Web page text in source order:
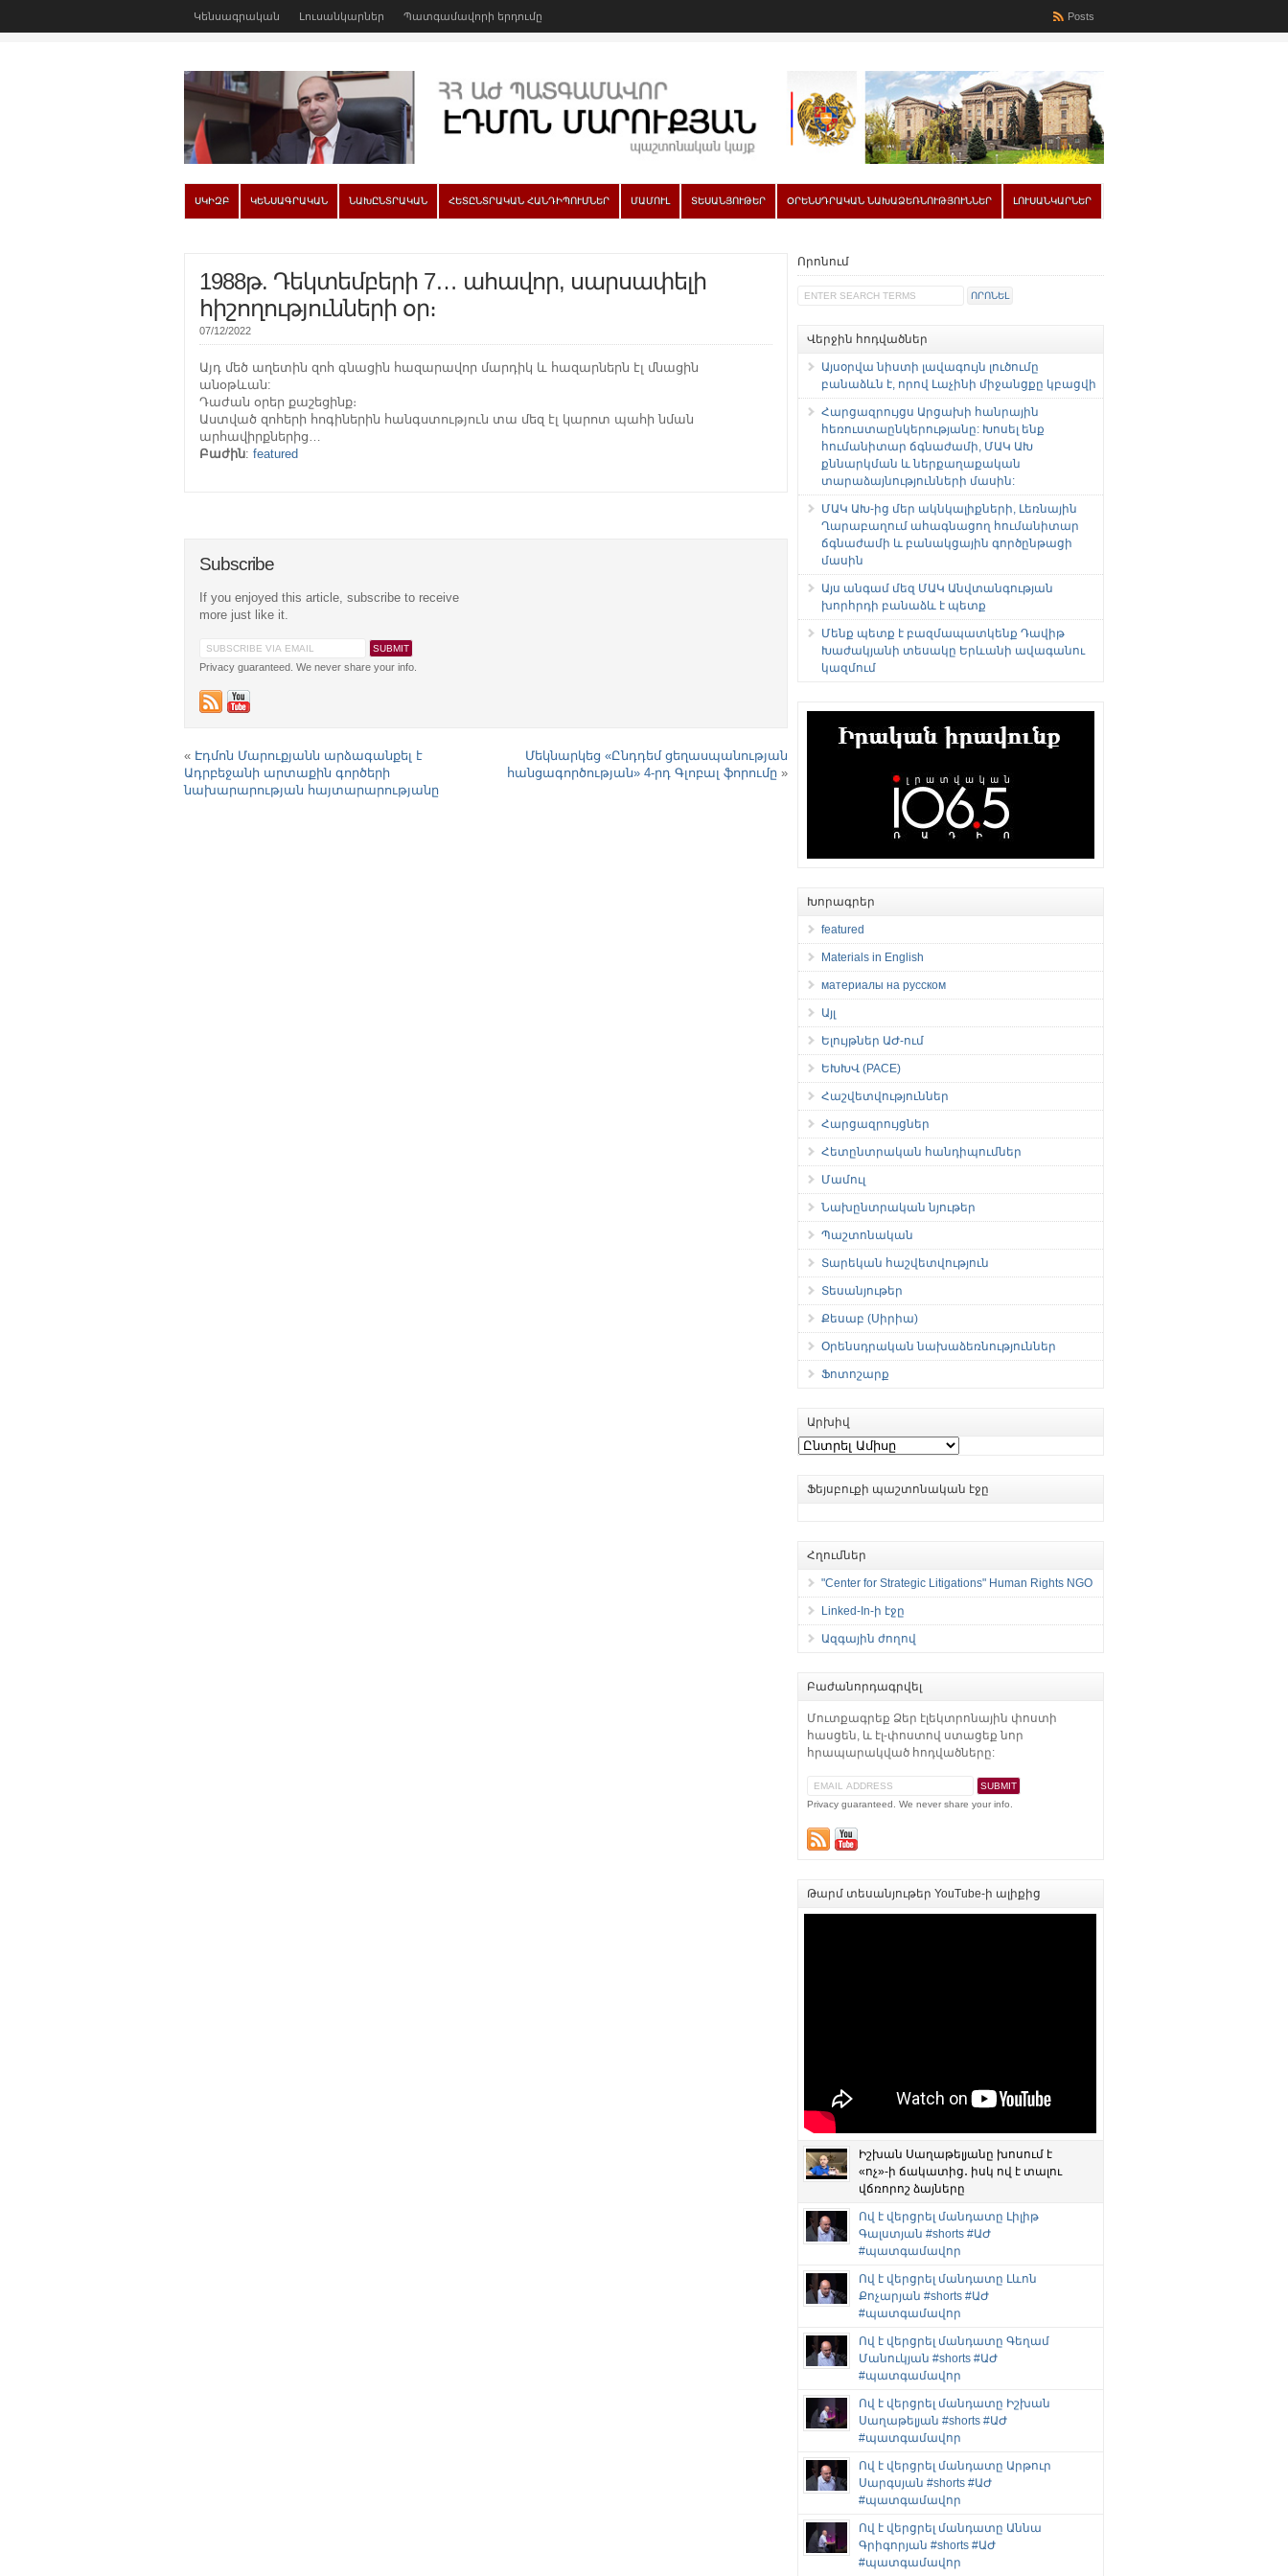
Կենսագրական Լուսանկարներ Պատգամավորի երդումը Posts
ՍԿԻԶԲ ԿԵՆՍԱԳՐԱԿԱՆ ՆԱԽԸՆՏՐԱԿԱՆ ՀԵՏԸՆՏՐԱԿԱՆ ՀԱՆԴԻՊՈՒՄՆԵՐ ՄԱՄՈՒԼ ՏԵՍԱՆՅՈՒԹԵՐ ՕՐԵՆՍԴՐԱԿԱՆ ՆԱԽԱՁԵՌՆՈՒԹՅՈՒՆՆԵՐ ԼՈՒՍԱՆԿԱՐՆԵՐ
1988թ. Դեկտեմբերի 7… ահավոր, սարսափելի
հիշողությունների օր։
07/12/2022
Այդ մեծ աղետին զոհ գնացին հազարավոր մարդիկ և հազարներն էլ մնացին
անօթևան:
Դաժան օրեր քաշեցինք։
Աստված զոհերի հոգիներին հանգստություն տա մեզ էլ կարոտ պահի նման
արհավիրքներից…
Բաժին: featured
Subscribe
If you enjoyed this article, subscribe to receive
more just like it.
Privacy guaranteed. We never share your info.
« Էդմոն Մարուքյանն արձագանքել է
Ադրբեջանի արտաքին գործերի
նախարարության հայտարարությանը
Մեկնարկեց «Ընդդեմ ցեղասպանության
հանցագործության» 4-րդ Գլոբալ ֆորումը »
Որոնում
Վերջին հոդվածներ
Այսօրվա նիստի լավագույն լուծումը
բանաձևն է, որով Լաչինի միջանցքը կբացվի
Հարցազրույցս Արցախի հանրային
հեռուստաընկերությանը: Խոսել ենք
հումանիտար ճգնաժամի, ՄԱԿ ԱԽ
քննարկման և ներքաղաքական
տարաձայնությունների մասին:
ՄԱԿ ԱԽ-ից մեր ակնկալիքների, Լեռնային
Ղարաբաղում ահագնացող հումանիտար
ճգնաժամի և բանակցային գործընթացի
մասին
Այս անգամ մեզ ՄԱԿ Անվտանգության
խորհրդի բանաձև է պետք
Մենք պետք է բազմապատկենք Դավիթ
Խաժակյանի տեսակը Երևանի ավագանու
կազմում
Խորագրեր
featured
Materials in English
материалы на русском
Այլ
Ելույթներ ԱԺ-ում
ԵԽԽՎ (PACE)
Հաշվետվություններ
Հարցազրույցներ
Հետընտրական հանդիպումներ
Մամուլ
Նախընտրական նյութեր
Պաշտոնական
Տարեկան հաշվետվություն
Տեսանյութեր
Քեսաբ (Սիրիա)
Օրենսդրական նախաձեռնություններ
Ֆոտոշարք
Արխիվ
Արխիվ
Ֆեյսբուքի պաշտոնական էջը
Հղումներ
"Center for Strategic Litigations" Human Rights NGO
Linked-In-ի էջը
Ազգային ժողով
Բաժանորդագրվել
Մուտքագրեք Ձեր էլեկտրոնային փոստի
հասցեն, և էլ-փոստով ստացեք նոր
հրապարակված հոդվածները:
Privacy guaranteed. We never share your info.
Թարմ տեսանյութեր YouTube-ի ալիքից
Իշխան Սաղաթելյանը խոսում է
«ոչ»-ի ճակատից․ իսկ ով է տալու
վճռորոշ ձայները
Ով է վերցրել մանդատը Լիլիթ
Գալստյան #shorts #ԱԺ
#պատգամավոր
Ով է վերցրել մանդատը Լևոն
Քոչարյան #shorts #ԱԺ
#պատգամավոր
Ով է վերցրել մանդատը Գեղամ
Մանուկյան #shorts #ԱԺ
#պատգամավոր
Ով է վերցրել մանդատը Իշխան
Սաղաթելյան #shorts #ԱԺ
#պատգամավոր
Ով է վերցրել մանդատը Արթուր
Սարգսյան #shorts #ԱԺ
#պատգամավոր
Ով է վերցրել մանդատը Աննա
Գրիգորյան #shorts #ԱԺ
#պատգամավոր